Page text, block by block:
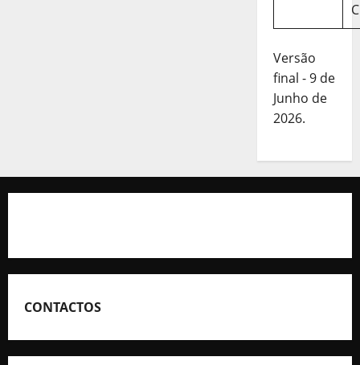
C
Versão
final - 9 de
Junho de
2026.
CONTACTOS